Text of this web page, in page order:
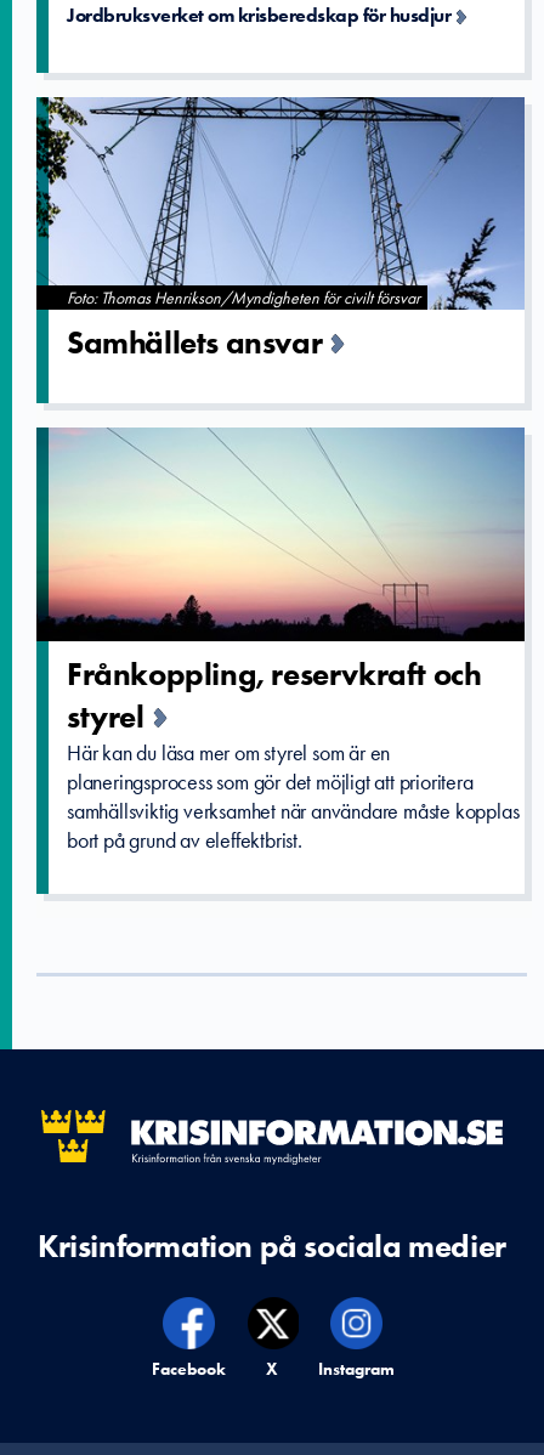
Jordbruksverket om krisberedskap för husdjur
Foto: Thomas Henrikson/Myndigheten för civilt försvar
Samhällets­ ansvar
Frånkoppli­ng, reservkraf­t och
styrel
Här kan du läsa mer om styrel som är en
planeringsprocess som gör det möjligt att prioritera
samhällsviktig verksamhet när användare måste kopplas
bort på grund av eleffektbrist.
Krisinformation på sociala medier
Krisinformation på,
Facebook Krisinformation på,
X Krisinformation på,
Instagram